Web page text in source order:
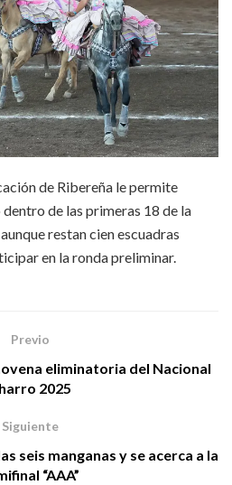
de Ribereña le permite
de las primeras 18 de la
restan cien escuadras
en la ronda preliminar.
Previo
eliminatoria del Nacional
2025
Siguiente
seis manganas y se acerca a la
“AAA”